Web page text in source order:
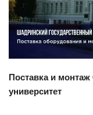
Поставка и
университет